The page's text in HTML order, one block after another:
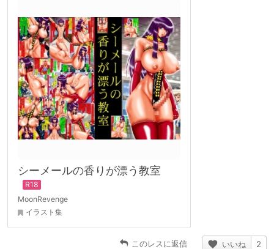
シーメールの香りが漂う教室
MoonRevenge
イラスト集
このレスに返信 いいね 2